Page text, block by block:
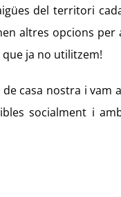
del territori
altres opcions
ja no utilitzem!
casa nostra i
socialment i